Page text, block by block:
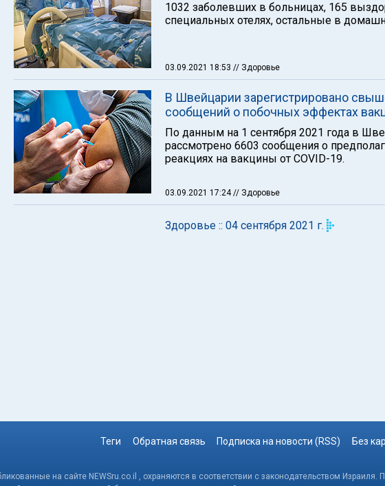
1032 заболевших в больницах, 165
специальных отелях, остальные в
03.09.2021 18:53 // Здоровье
В Швейцарии зарегистрировано
сообщений о побочных эффектах
По данным на 1 сентября 2021 года в
рассмотрено 6603 сообщения о
реакциях на вакцины от COVID-19.
03.09.2021 17:24// Здоровье
Здоровье :: 04 сентября 2021 г.
Теги Обратная связь Подписка на новости (RSS) Без
на сайте NEWSru.co.il , охраняются в соответствии с законодательством